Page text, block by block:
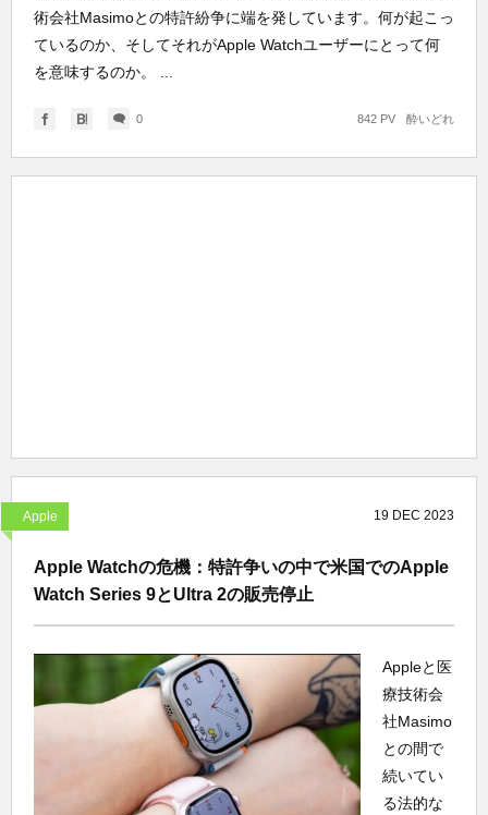
術会社Masimoとの特許紛争に端を発しています。何が起こっ
ているのか、そしてそれがApple Watchユーザーにとって何
を意味するのか。 ...
0 酔いどれ
842 PV
Apple 19 DEC 2023
Apple Watchの危機：特許争いの中で米国でのApple
Watch Series 9とUltra 2の販売停止
Appleと医
療技術会
社Masimo
との間で
続いてい
る法的な